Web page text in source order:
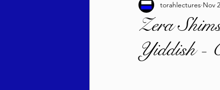
Eikev 5786
Pinchas 5786 Balak
Zera
Yiddish -
torahlectures Nov